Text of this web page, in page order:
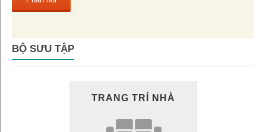
BỘ SƯU TẬP
TRANG TRÍ NHÀ